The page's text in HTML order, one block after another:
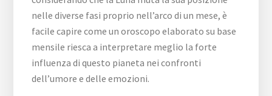
nelle diverse fasi proprio nell’arco di un mese, è
facile capire come un oroscopo elaborato su base
mensile riesca a interpretare meglio la forte
influenza di questo pianeta nei confronti
dell’umore e delle emozioni.